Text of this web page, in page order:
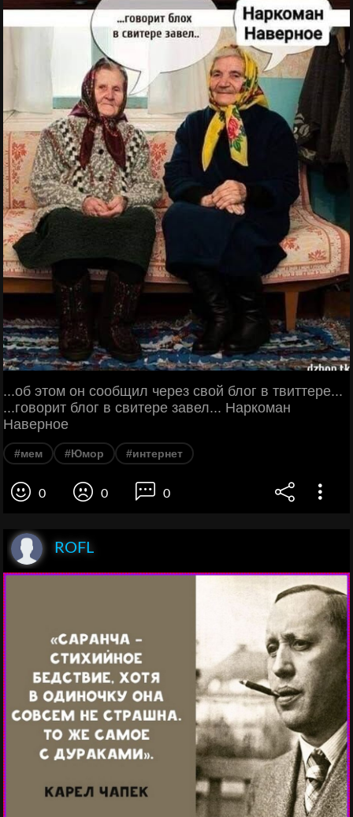
...об этом он сообщил через свой блог в твиттере...
...говорит блог в свитере завел... Наркоман
Наверное
#мем #Юмор #интернет
0 0 0
ROFL